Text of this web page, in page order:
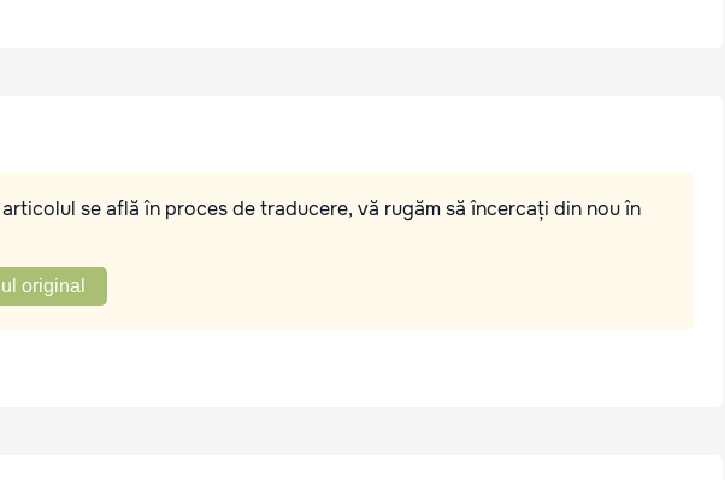
se află în proces de traducere, vă rugăm să încercați din nou în
original